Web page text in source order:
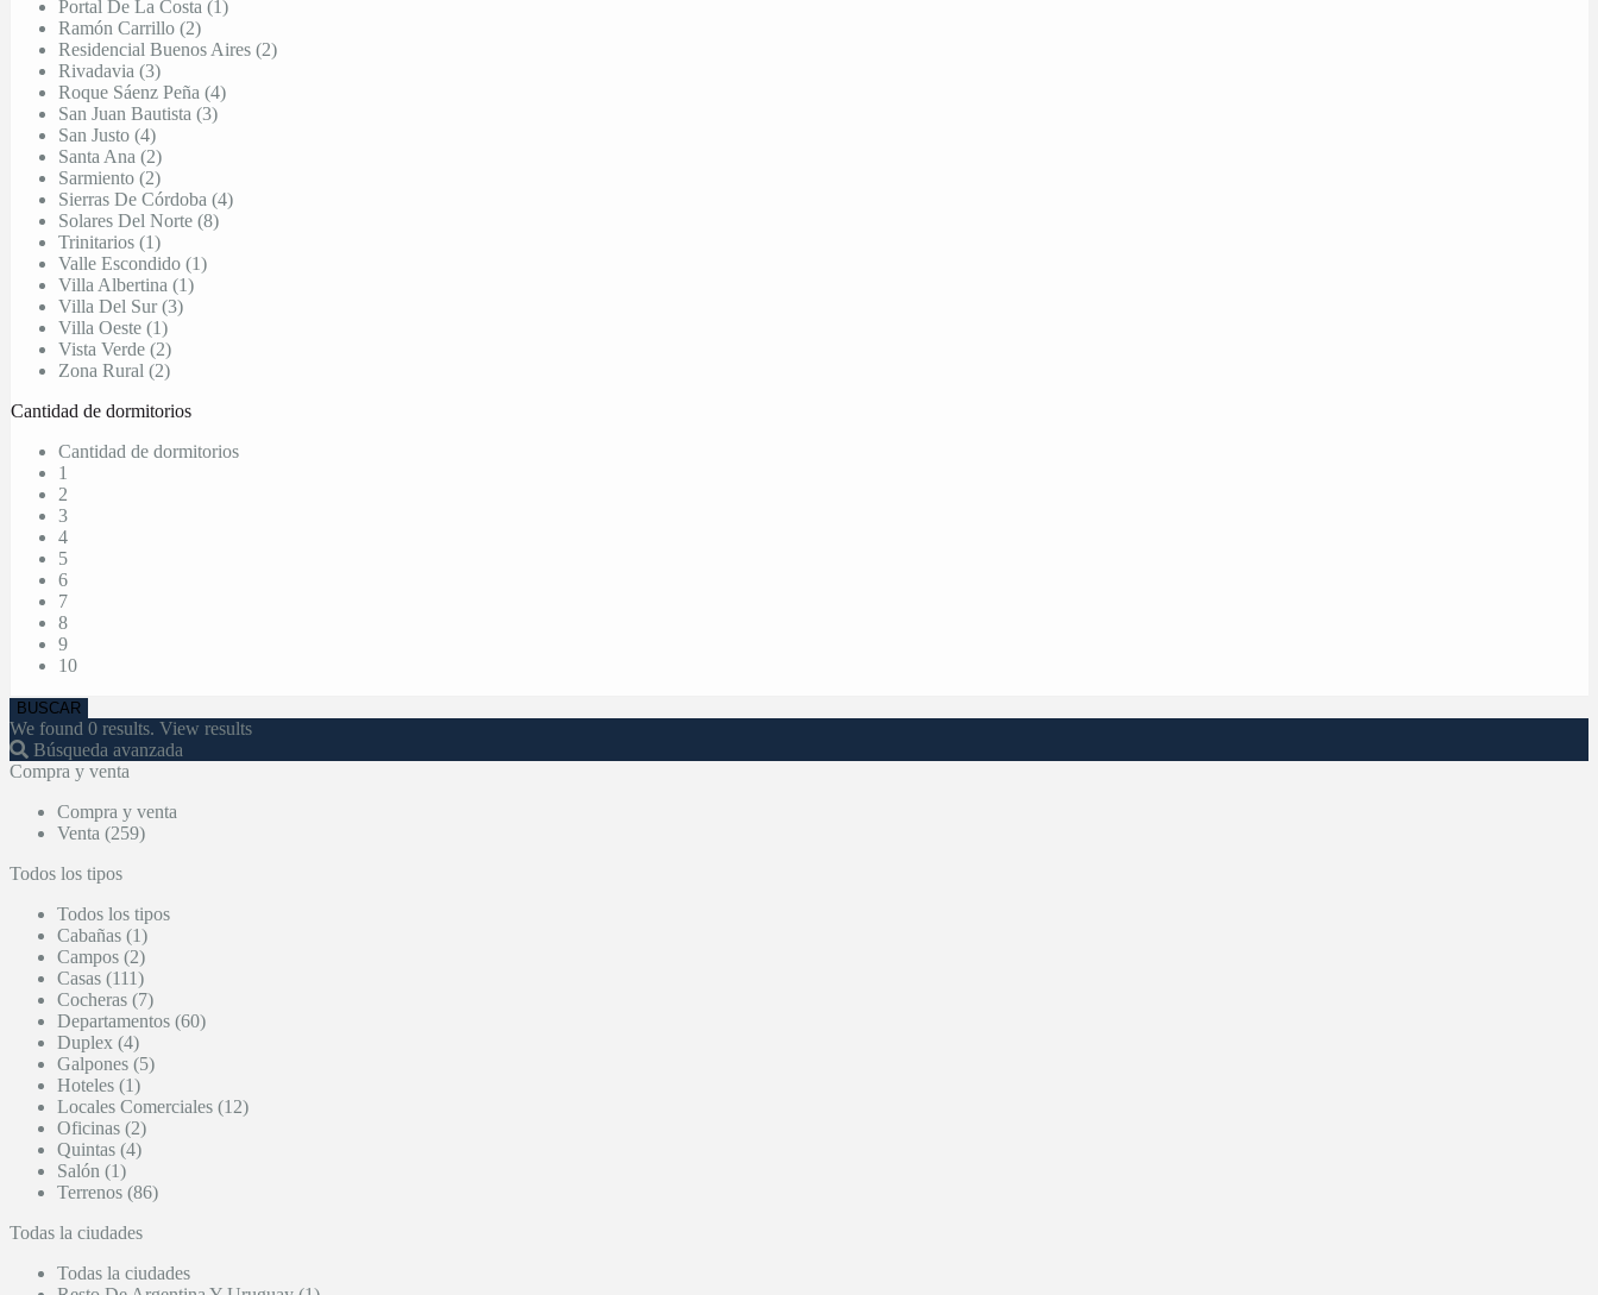
Portal De La Costa (1)
Ramón Carrillo (2)
Residencial Buenos Aires (2)
Rivadavia (3)
Roque Sáenz Peña (4)
San Juan Bautista (3)
San Justo (4)
Santa Ana (2)
Sarmiento (2)
Sierras De Córdoba (4)
Solares Del Norte (8)
Trinitarios (1)
Valle Escondido (1)
Villa Albertina (1)
Villa Del Sur (3)
Villa Oeste (1)
Vista Verde (2)
Zona Rural (2)
Cantidad de dormitorios
Cantidad de dormitorios
1
2
3
4
5
6
7
8
9
10
We found 0 results. View results
Búsqueda avanzada
Compra y venta
Compra y venta
Venta (259)
Todos los tipos
Todos los tipos
Cabañas (1)
Campos (2)
Casas (111)
Cocheras (7)
Departamentos (60)
Duplex (4)
Galpones (5)
Hoteles (1)
Locales Comerciales (12)
Oficinas (2)
Quintas (4)
Salón (1)
Terrenos (86)
Todas la ciudades
Todas la ciudades